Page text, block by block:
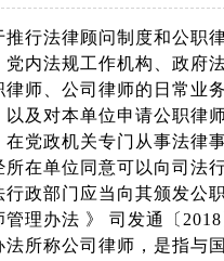
推行法律顾问制度和公职
党内法规工作机构、政
律师、公司律师的日常业
以及对本单位申请公职律
在党政机关专门从事法
所在单位同意可以向司法
政部门应当向其颁发公
管理办法 》 司发通〔
法所称公司律师，是指与